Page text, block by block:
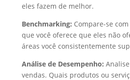
eles fazem de melhor.
Benchmarking: Compare-se
que você oferece que eles não
áreas você consistentemente
Análise de Desempenho:
vendas. Quais produtos ou